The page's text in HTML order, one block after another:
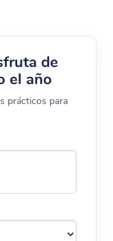
de
el año
prácticos para